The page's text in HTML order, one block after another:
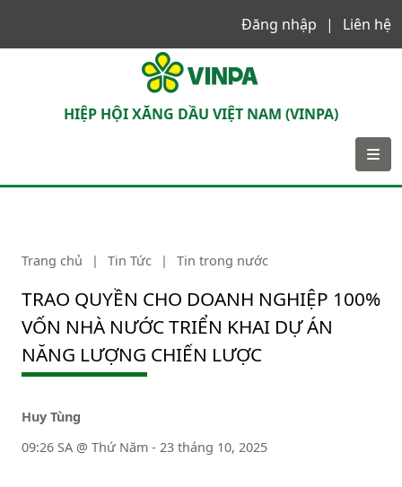
Đăng nhập
Liên hệ
HIỆP HỘI XĂNG DẦU VIỆT NAM (VINPA)
Trang chủ | Tin Tức | Tin trong nước
TRAO QUYỀN CHO DOANH NGHIỆP 100%
VỐN NHÀ NƯỚC TRIỂN KHAI DỰ ÁN
NĂNG LƯỢNG CHIẾN LƯỢC
Huy Tùng
09:26 SA @ Thứ Năm - 23 tháng 10, 2025